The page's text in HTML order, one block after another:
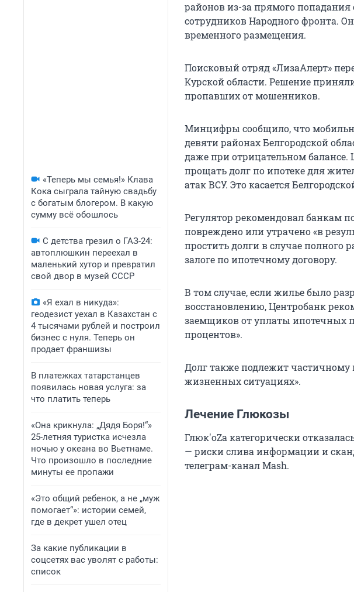
«Теперь мы семья!» Клава
Кока сыграла тайную свадьбу
с богатым блогером. В какую
сумму всё обошлось
С детства грезил о ГАЗ-24:
автоплюшкин переехал в
маленький хутор и превратил
свой двор в музей СССР
«Я ехал в никуда»:
геодезист уехал в Казахстан с
4 тысячами рублей и построил
бизнес с нуля. Теперь он
продает франшизы
В платежках татарстанцев
появилась новая услуга: за
что платить теперь
«Она крикнула: „Дядя Боря!“»
25-летняя туристка исчезла
ночью у океана во Вьетнаме.
Что произошло в последние
минуты ее пропажи
«Это общий ребенок, а не „муж
помогает“»: истории семей,
где в декрет ушел отец
За какие публикации в
соцсетях вас уволят с работы:
список
районов из-за прямого
сотрудников Народного фронта.
временного размещения.
Поисковый отряд «ЛизаАлерт»
Курской области. Решение
пропавших от мошенников.
Минцифры сообщило, что
девяти районах Белгородской
даже при отрицательном
прощать долг по ипотеке для
атак ВСУ. Это касается
Регулятор рекомендовал банкам
повреждено или утрачено «в
простить долги в случае
залоге по ипотечному договору.
В том случае, если жилье было
восстановлению, Центробанк
заемщиков от уплаты ипотечных
процентов».
Долг также подлежит
жизненных ситуациях».
Лечение Глюкозы
Глюк'oZа категорически
— риски слива информации и
телеграм-канал Mash.